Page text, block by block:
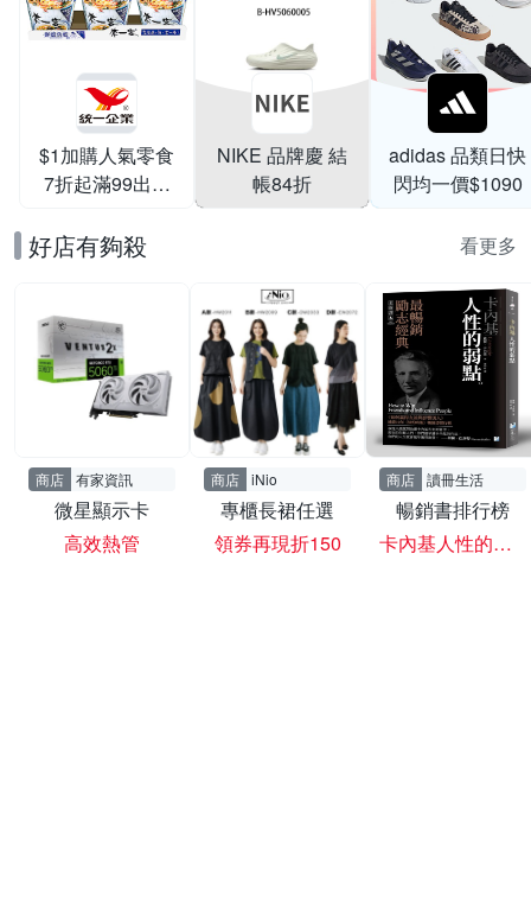
$1加購人氣零食
7折起滿99出貨
NIKE 品牌慶 結
帳84折
adidas 品類日快
閃均一價$1090
好店有夠殺 看更多
商店 有家資訊
微星顯示卡
高效熱管
商店 iNio
專櫃長裙任選
領券再現折150
商店 讀冊生活
暢銷書排行榜
卡內基人性的弱點